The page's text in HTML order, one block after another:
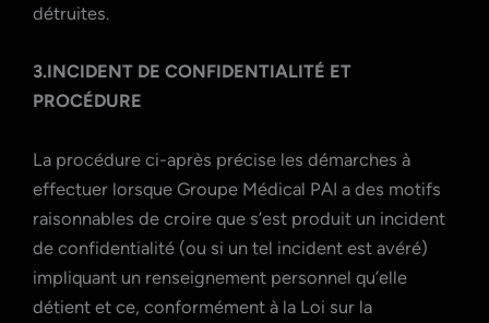
détruites.
3.INCIDENT DE CONFIDENTIALITÉ ET
PROCÉDURE
La procédure ci-après précise les démarches à
effectuer lorsque Groupe Médical PAI a des motifs
raisonnables de croire que s’est produit un incident
de confidentialité (ou si un tel incident est avéré)
impliquant un renseignement personnel qu’elle
détient et ce, conformément à la Loi sur la